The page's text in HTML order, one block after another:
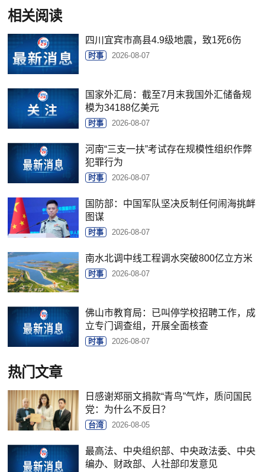
相关阅读
四川宜宾市高县4.9级地震，致1死6伤
时事 2026-08-07
国家外汇局：截至7月末我国外汇储备规
模为34188亿美元
时事 2026-08-07
河南“三支一扶”考试存在规模性组织作弊
犯罪行为
时事 2026-08-07
国防部：中国军队坚决反制任何闹海挑衅
图谋
时事 2026-08-07
南水北调中线工程调水突破800亿立方米
时事 2026-08-07
佛山市教育局：已叫停学校招聘工作，成
立专门调查组，开展全面核查
时事 2026-08-07
热门文章
日感谢郑丽文捐款“青鸟”气炸，质问国民
党：为什么不反日？
台湾 2026-08-05
最高法、中央组织部、中央政法委、中央
编办、财政部、人社部印发意见